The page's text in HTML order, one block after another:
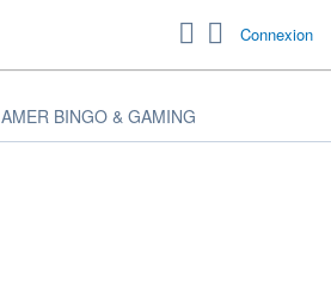
Connexion
AMER BINGO & GAMING